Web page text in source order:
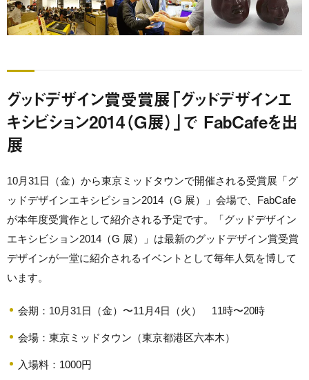
グッドデザイン賞受賞展「グッドデザインエ
キシビション2014（G展）」で FabCafeを出
展
10月31日（金）から東京ミッドタウンで開催される受賞展「グ
ッドデザインエキシビション2014（G 展）」会場で、FabCafe
が本年度受賞作として紹介される予定です。「グッドデザイン
エキシビション2014（G 展）」は最新のグッドデザイン賞受賞
デザインが一堂に紹介されるイベントとして毎年人気を博して
います。
会期：10月31日（金）〜11月4日（火） 11時〜20時
会場：東京ミッドタウン（東京都港区六本木）
入場料：1000円